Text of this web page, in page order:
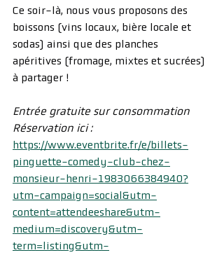
Ce soir-là, nous vous proposons des
boissons (vins locaux, bière locale et
sodas) ainsi que des planches
apéritives (fromage, mixtes et sucrées)
à partager !
Entrée gratuite sur consommation
Réservation ici :
https://www.eventbrite.fr/e/billets-
pinguette-comedy-club-chez-
monsieur-henri-1983066384940?
utm-campaign=social&utm-
content=attendeeshare&utm-
medium=discovery&utm-
term=listing&utm-